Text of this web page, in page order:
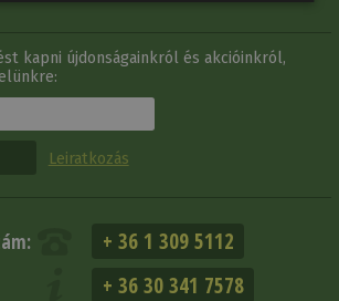
kapni újdonságainkról és akcióinkról,
Leiratkozás
+ 36 1 309 5112
+ 36 30 341 7578